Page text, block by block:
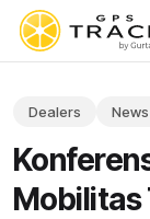
Dealers News
Mobilitas